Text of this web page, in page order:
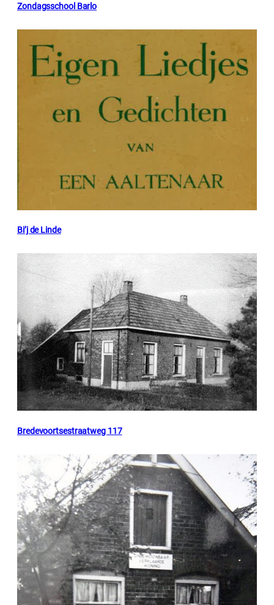
Zondagsschool Barlo
Bi’j de Linde
Bredevoortsestraatweg 117